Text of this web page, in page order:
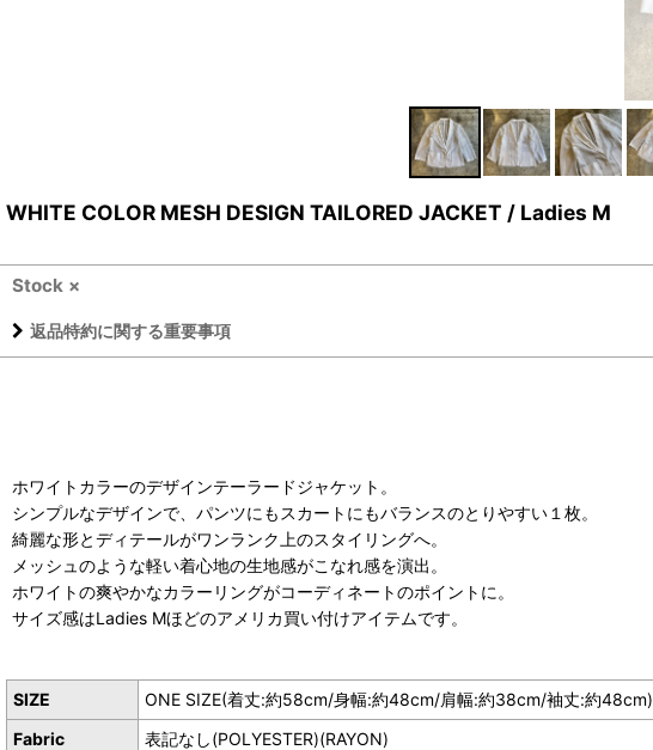
WHITE COLOR MESH DESIGN TAILORED JACKET / Ladies M
Stock ×
返品特約に関する重要事項
ホワイトカラーのデザインテーラードジャケット。
シンプルなデザインで、パンツにもスカートにもバランスのとりやすい１枚。
綺麗な形とディテールがワンランク上のスタイリングへ。
メッシュのような軽い着心地の生地感がこなれ感を演出。
ホワイトの爽やかなカラーリングがコーディネートのポイントに。
サイズ感はLadies Mほどのアメリカ買い付けアイテムです。
SIZE
ONE SIZE(着丈:約58cm/身幅:約48cm/肩幅:約38cm/袖丈:約48cm)
Fabric
表記なし(POLYESTER)(RAYON)